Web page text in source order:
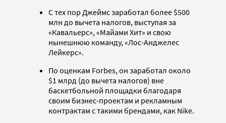
С тех пор Джеймс заработал более $500
млн до вычета налогов, выступая за
«Кавальерс», «Майами Хит» и свою
нынешнюю команду, «Лос-Анджелес
Лейкерс».
По оценкам Forbes, он заработал около
$1 млрд (до вычета налогов) вне
баскетбольной площадки благодаря
своим бизнес-проектам и рекламным
контрактам с такими брендами, как Nike.